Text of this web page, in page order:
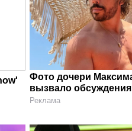
Фото дочери
вызвало
Реклама